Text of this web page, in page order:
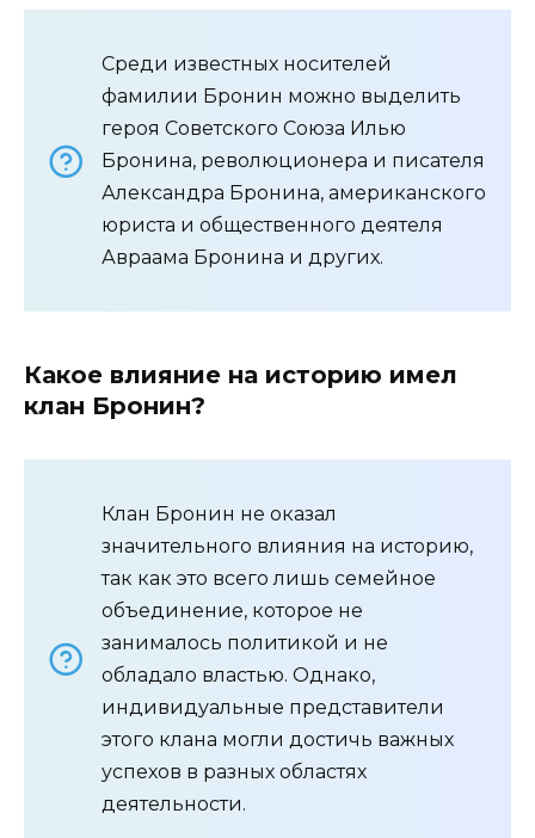
Среди известных носителей
фамилии Бронин можно выделить
героя Советского Союза Илью
Бронина, революционера и писателя
Александра Бронина, американского
юриста и общественного деятеля
Авраама Бронина и других.
Какое влияние на историю имел
клан Бронин?
Клан Бронин не оказал
значительного влияния на историю,
так как это всего лишь семейное
объединение, которое не
занималось политикой и не
обладало властью. Однако,
индивидуальные представители
этого клана могли достичь важных
успехов в разных областях
деятельности.